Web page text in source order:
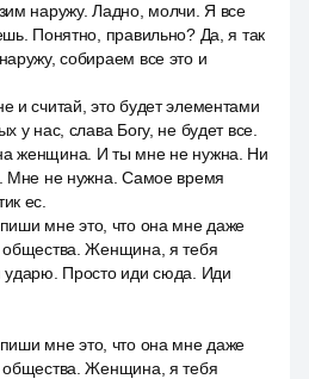
наружу. Ладно, молчи. Я все
Понятно, правильно? Да, я так
собираем все это и
и считай, это будет элементами
у нас, слава Богу, не будет все.
женщина. И ты мне не нужна. Ни
Мне не нужна. Самое время
ес.
мне это, что она мне даже
общества. Женщина, я тебя
Просто иди сюда. Иди
мне это, что она мне даже
общества. Женщина, я тебя